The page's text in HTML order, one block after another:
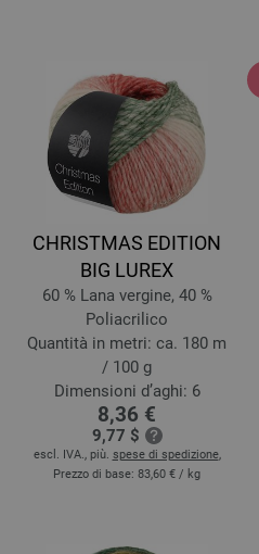
CHRISTMAS EDITION
BIG LUREX
60 % Lana vergine, 40 %
Poliacrilico
Quantità in metri: ca. 180 m
/ 100 g
Dimensioni d’aghi: 6
8,36 €
9,77 $
escl. IVA., più. spese di spedizione,
Prezzo di base: 83,60 € / kg